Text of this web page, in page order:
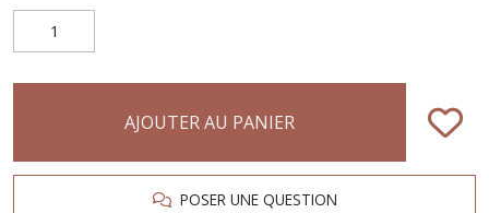
AJOUTER AU PANIER
POSER UNE QUESTION